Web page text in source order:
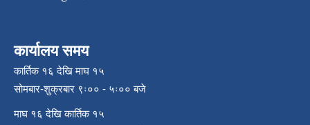
कार्यालय समय
कार्तिक १६ देखि माघ १५
सोमबार-शुक्रबार ९ः०० - ५ः०० बजे
माघ १६ देखि कार्तिक १५